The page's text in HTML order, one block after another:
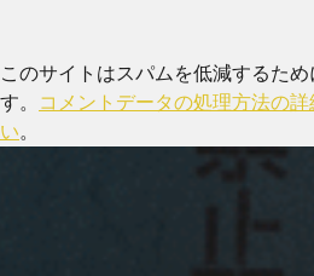
このサイトはスパムを低減するた
す。
コメントデータの処理方法の
い。